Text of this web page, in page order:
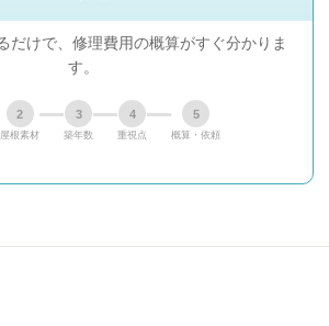
だけで、修理費用の概算がすぐ分かりま
す。
2
屋根素材
3
築年数
4
重視点
5
概算・依頼